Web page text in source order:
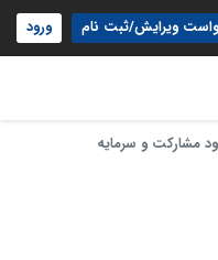
ویرایش/ثبت نام ورود
مشارکت و سرمایه